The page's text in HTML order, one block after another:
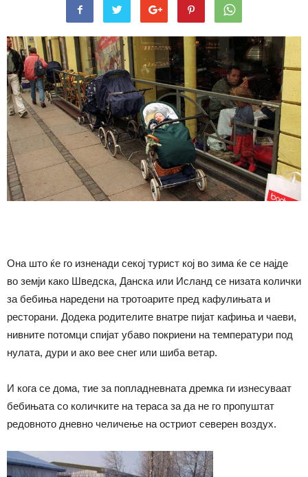
Она што ќе го изненади секој турист кој во зима ќе се најде
во земји како Шведска, Данска или Исланд се низата колички
за бебиња наредени на тротоарите пред кафулињата и
ресторани. Додека родителите внатре пијат кафиња и чаеви,
нивните потомци спијат убаво покриени на температури под
нулата, дури и ако вее снег или шиба ветар.
И кога се дома, тие за попладневната дремка ги изнесуваат
бебињата со количките на тераса за да не го пропуштат
редовното дневно челичење на остриот северен воздух.